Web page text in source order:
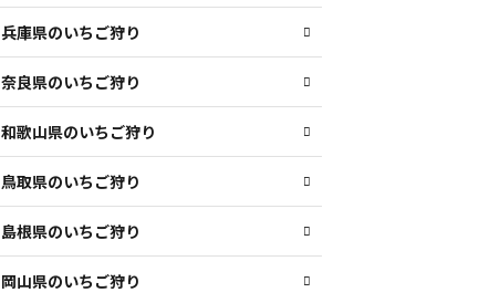
兵庫県のいちご狩り
奈良県のいちご狩り
和歌山県のいちご狩り
鳥取県のいちご狩り
島根県のいちご狩り
岡山県のいちご狩り